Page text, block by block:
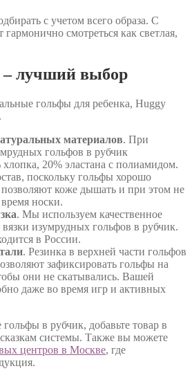
с учетом всего образа. С
смотреться как светлая,
лучший выбор
гольфы для ребенка, Huggy
материалов. При
гольфов в рубчик
хлопка, 20% эластана с полиамидом.
поскольку гольфы хорошо
коже дышать и при этом не
носки.
. Мы используем качественное
вязки изумрудных гольфов в рубчик.
в России.
. Резинка в верхней части гольфов
зафиксировать гольфы на
они не скатывались. Вашей
даже во время игр и активных
в рубчик, добавьте товар в
системы. Также вы можете
центров в Москве, где